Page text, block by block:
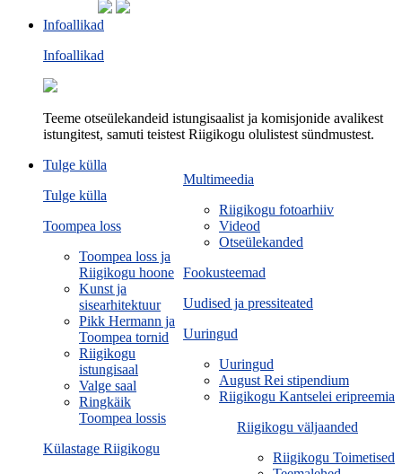
Infoallikad
Infoallikad
Teeme otseülekandeid istungisaalist ja komisjonide avalikest
istungitest, samuti teistest Riigikogu olulistest sündmustest.
Multimeedia
Riigikogu fotoarhiiv
Videod
Otseülekanded
Fookusteemad
Uudised ja pressiteated
Uuringud
Uuringud
August Rei stipendium
Riigikogu Kantselei eripreemia
Riigikogu väljaanded
Riigikogu Toimetised
Tulge külla
Tulge külla
Toompea loss
Toompea loss ja
Riigikogu hoone
Kunst ja
sisearhitektuur
Pikk Hermann ja
Toompea tornid
Riigikogu
istungisaal
Valge saal
Ringkäik
Toompea lossis
Külastage Riigikogu